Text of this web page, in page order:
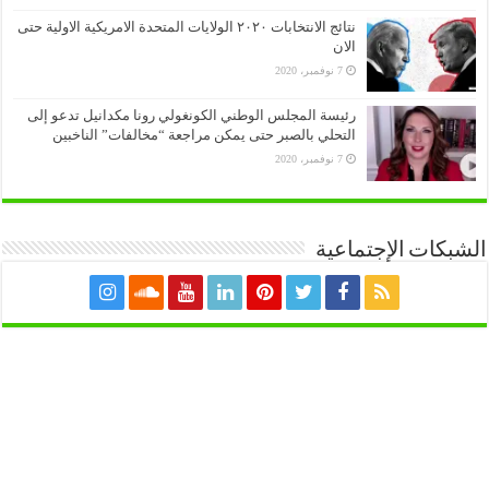
نتائج الانتخابات ٢٠٢٠ الولايات المتحدة الامريكية الاولية حتى
الان
7 نوفمبر، 2020
رئيسة المجلس الوطني الكونغولي رونا مكدانيل تدعو إلى
التحلي بالصبر حتى يمكن مراجعة “مخالفات” الناخبين
7 نوفمبر، 2020
الشبكات الإجتماعية